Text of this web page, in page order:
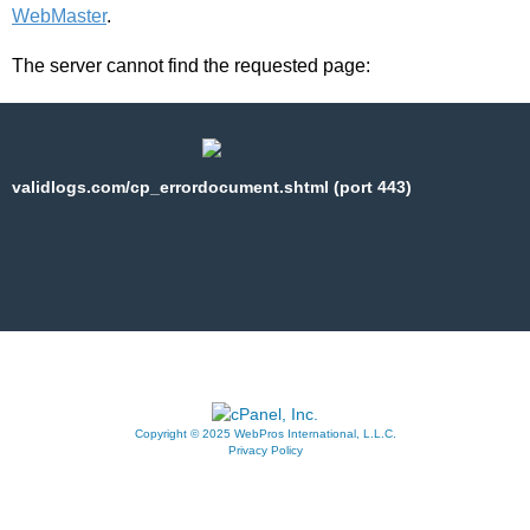
WebMaster.
The server cannot find the requested page:
validlogs.com/cp_errordocument.shtml (port 443)
Copyright © 2025 WebPros International, L.L.C.
Privacy Policy